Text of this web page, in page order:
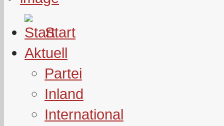
Start
Aktuell
Partei
Inland
International